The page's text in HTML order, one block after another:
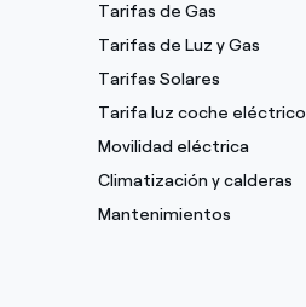
Tarifas de Gas
Tarifas de Luz y Gas
Tarifas Solares
Tarifa luz coche eléctrico
Movilidad eléctrica
Climatización y calderas
Mantenimientos